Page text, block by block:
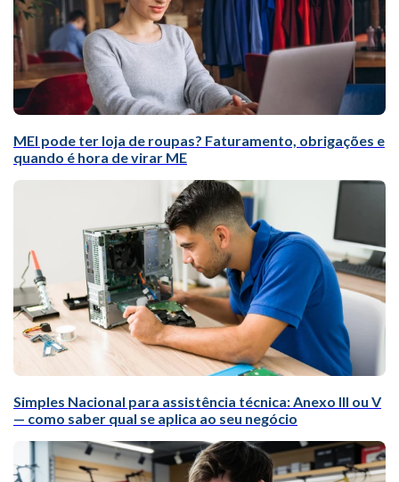
MEI pode ter loja de roupas? Faturamento, obrigações e
quando é hora de virar ME
Simples Nacional para assistência técnica: Anexo III ou V
— como saber qual se aplica ao seu negócio